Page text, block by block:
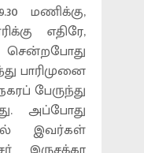
மணிக்கு,
எதிரே,
பாரிமுனை
பேருந்து
அப்போது
இவர்கள்